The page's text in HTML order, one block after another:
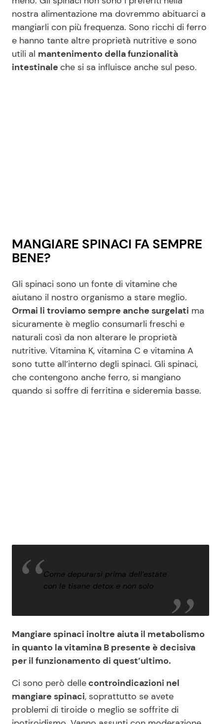
Viaggi e Turismo
Festività
Ricette Feste
Ricette per Bambini
Pubblicità
Privacy Policy
nostra alimentazione ma dovremmo abituarci a
mangiarli con più frequenza. Sono ricchi di ferro
e hanno tante altre proprietà nutritive e sono
utili al mantenimento della funzionalità
intestinale che si sa influisce anche sul peso.
MANGIARE SPINACI FA SEMPRE
BENE?
Gli spinaci sono un fonte di vitamine che
aiutano il nostro organismo a stare meglio.
Ormai li troviamo sempre anche surgelati ma
sicuramente è meglio consumarli freschi e
naturali così da non alterare le proprietà
nutritive. Vitamina K, vitamina C e vitamina A
sono tutte all’interno degli spinaci. Gli spinaci,
che contengono anche ferro, si mangiano
quando si soffre di ferritina e sideremia basse.
Come depurarsi prima dell’estate
con le tisane detox e non solo
Mangiare spinaci inoltre aiuta il metabolismo
in quanto la vitamina B presente è decisiva
per il funzionamento di quest’ultimo.
Ci sono però delle controindicazioni nel
mangiare spinaci, soprattutto se avete
problemi di tiroide o meglio se soffrite di